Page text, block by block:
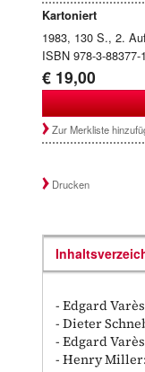
Kartoniert
1983, 130 S., 2.
ISBN 978-3-88377-
€ 19,00
Zur Merkliste
Drucken
- Edgard
- Dieter
- Edgard
- Henry